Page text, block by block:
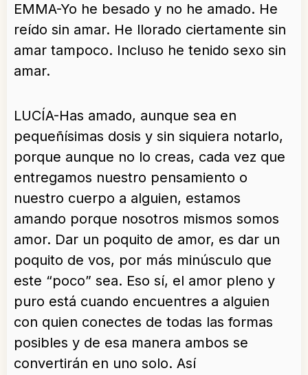
EMMA-Yo he besado y no he amado. He
reído sin amar. He llorado ciertamente sin
amar tampoco. Incluso he tenido sexo sin
amar.
LUCÍA-Has amado, aunque sea en
pequeñísimas dosis y sin siquiera notarlo,
porque aunque no lo creas, cada vez que
entregamos nuestro pensamiento o
nuestro cuerpo a alguien, estamos
amando porque nosotros mismos somos
amor. Dar un poquito de amor, es dar un
poquito de vos, por más minúsculo que
este “poco” sea. Eso sí, el amor pleno y
puro está cuando encuentres a alguien
con quien conectes de todas las formas
posibles y de esa manera ambos se
convertirán en uno solo. Así